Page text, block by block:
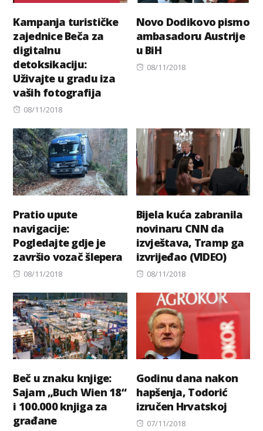
Kampanja turističke
zajednice Beča za
digitalnu
detoksikaciju:
Uživajte u gradu iza
vaših fotografija
Posted
08/11/2018
Novo Dodikovo pismo
ambasadoru Austrije
u BiH
Posted
08/11/2018
Pratio upute
navigacije:
Pogledajte gdje je
završio vozač šlepera
Posted
08/11/2018
Bijela kuća zabranila
novinaru CNN da
izvještava, Tramp ga
izvrijeđao (VIDEO)
Posted
08/11/2018
Beč u znaku knjige:
Sajam „Buch Wien 18“
i 100.000 knjiga za
građane
Godinu dana nakon
hapšenja, Todorić
izručen Hrvatskoj
Posted
07/11/2018